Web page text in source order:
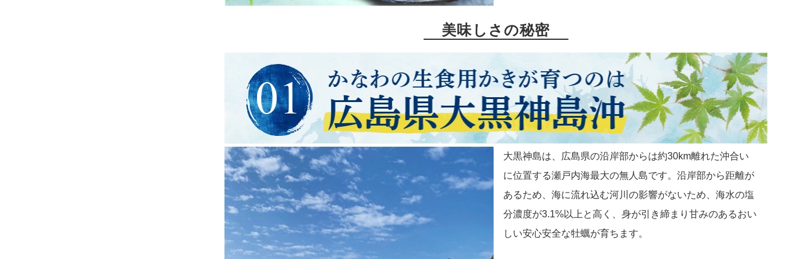
美味しさの秘密
大黒神島は、広島県の沿岸部からは約30km離れた沖合い
に位置する瀬戸内海最大の無人島です。沿岸部から距離が
あるため、海に流れ込む河川の影響がないため、海水の塩
分濃度が3.1%以上と高く、身が引き締まり甘みのあるおい
しい安心安全な牡蠣が育ちます。